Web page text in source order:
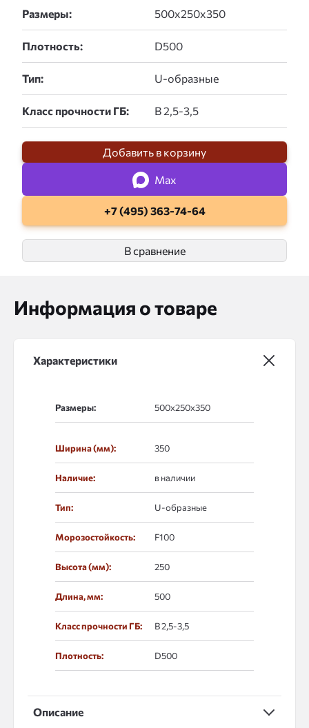
Размеры:
Плотность:
Тип:
Класс прочности ГБ:
Добавить в корзину
Max
+7 (495) 363-74-64
В сравнение
Информация о товаре
Характеристики
Размеры:
Ширина (мм): 350
Наличие: в наличии
Тип: U-образные
Морозостойкость: F100
Высота (мм): 250
Длина, мм: 500
Класс прочности ГБ: В 2,5-3,5
Плотность: D500
Описание